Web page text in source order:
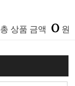
총 상품 금액 0 원